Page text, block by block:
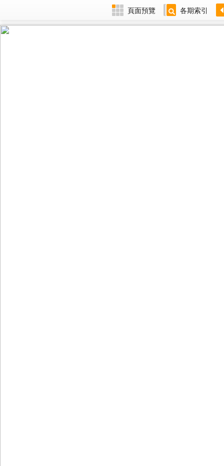
頁面預覽 各期索引